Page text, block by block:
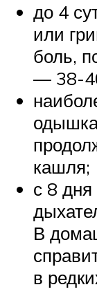
до 4
или
боль,
— 38-
кашля;
с 8
В
в